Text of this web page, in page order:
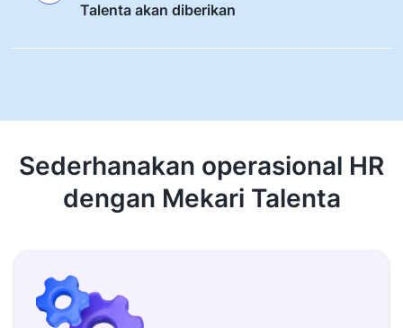
Talenta akan diberikan
Sederhanakan operasional HR
dengan Mekari Talenta